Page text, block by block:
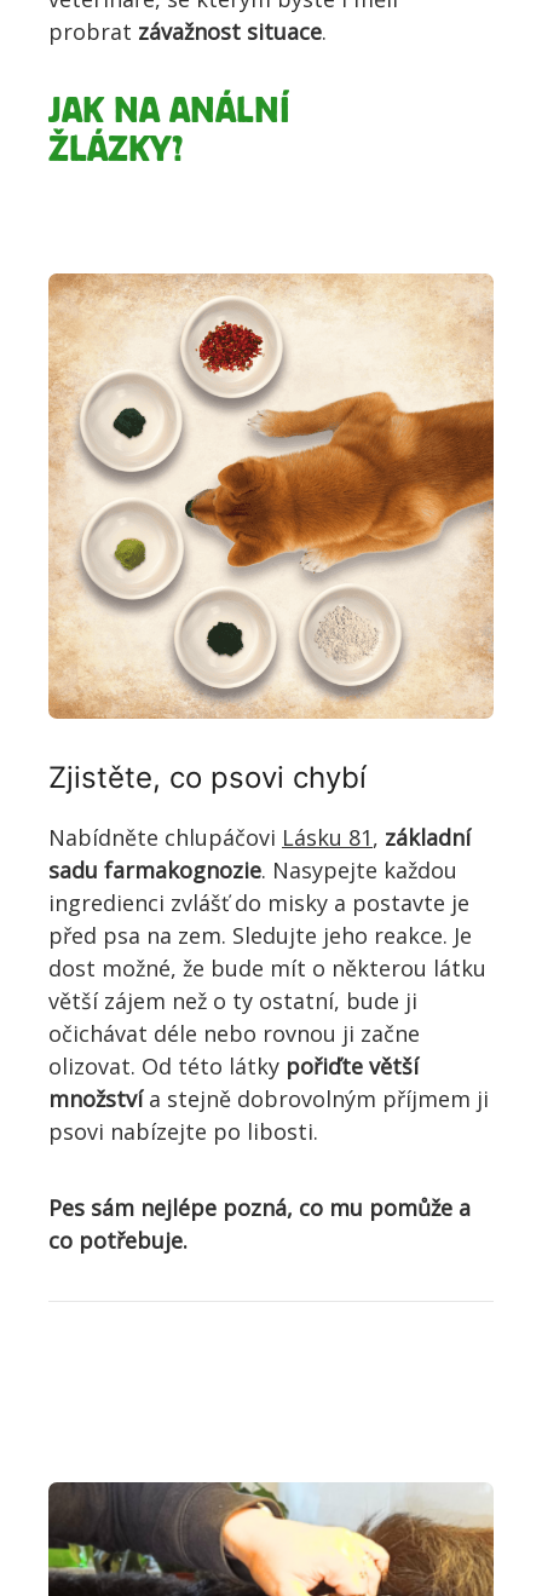
probrat závažnost situace.
JAK NA ANÁLNÍ
ŽLÁZKY?
Zjistěte, co psovi chybí
Nabídněte chlupáčovi Lásku 81, základní
sadu farmakognozie. Nasypejte každou
ingredienci zvlášť do misky a postavte je
před psa na zem. Sledujte jeho reakce. Je
dost možné, že bude mít o některou látku
větší zájem než o ty ostatní, bude ji
očichávat déle nebo rovnou ji začne
olizovat. Od této látky pořiďte větší
množstvía stejně dobrovolným příjmem ji
psovi nabízejte po libosti.
Pes sám nejlépe pozná, co mu pomůže a
co potřebuje.